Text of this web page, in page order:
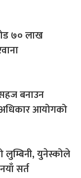
७० लाख
बनाउन
आयोगको
लुम्बिनी, युनेस्कोले
सर्त